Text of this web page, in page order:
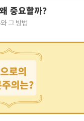
중요할까?
그 방법